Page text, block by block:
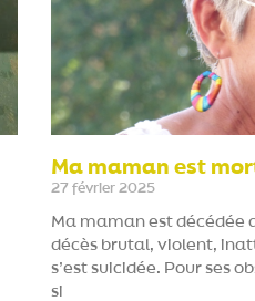
Ma maman est
27 février 2025
Ma maman est décédée
décès brutal, violent,
s’est suicidée. Pour ses
si